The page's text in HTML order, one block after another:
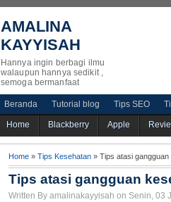
AMALINA
KAYYISAH
Hannya ingin berbagi ilmu
walaupun hannya sedikit ,
semoga bermanfaat
Beranda Tutorial blog Tips SEO
Home Blackberry Apple
Home » Tips Kesehatan » Tips atasi
Tips atasi gangguan
Written By amalinakayyisah on Senin, 03